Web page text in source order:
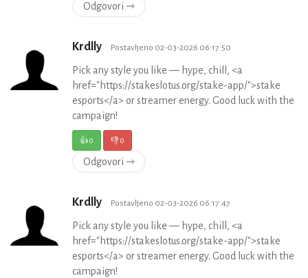
Odgovori ⇾
Krdlly Postavljeno 02-03-2026 06:17:50
Pick any style you like — hype, chill, <a
href="https://stakeslotus.org/stake-app/">stake
esports</a> or streamer energy. Good luck with the
campaign!
👍0 👎0
Odgovori ⇾
Krdlly Postavljeno 02-03-2026 06:17:47
Pick any style you like — hype, chill, <a
href="https://stakeslotus.org/stake-app/">stake
esports</a> or streamer energy. Good luck with the
campaign!